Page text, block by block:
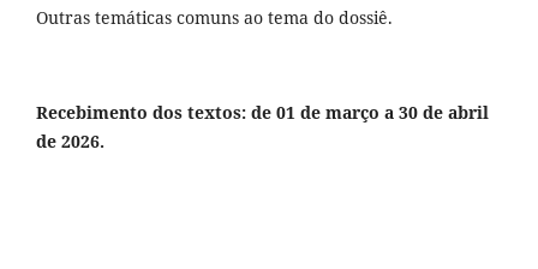
Outras temáticas comuns ao tema do dossiê.
Recebimento dos textos: de 01 de março a 30 de abril
de 2026.